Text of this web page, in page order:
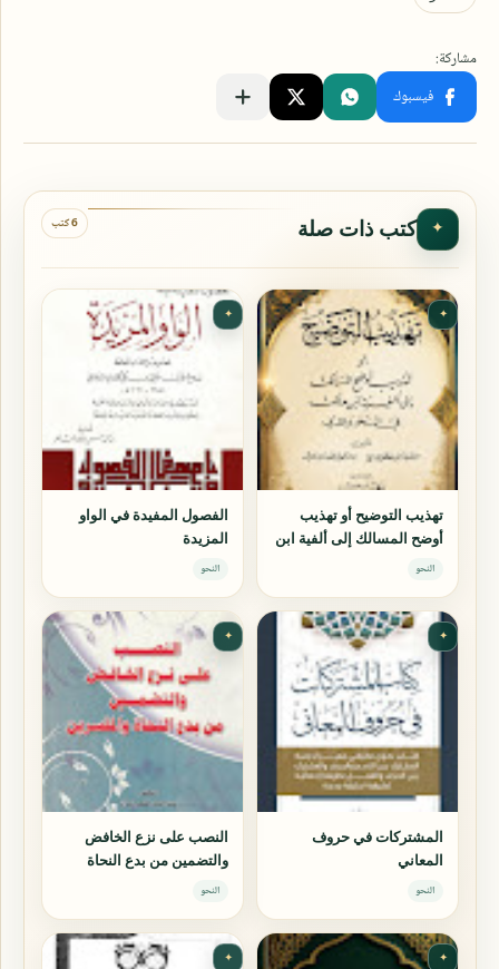
✦ كتب ذات صلة 6 كتب
✦
تهذيب التوضيح أو تهذيب
أوضح المسالك إلى ألفية ابن
مالك
النحو
✦
الفصول المفيدة في الواو
المزيدة
النحو
✦
المشتركات في حروف
المعاني
النحو
✦
النصب على نزع الخافض
والتضمين من بدع النحاة
والمفسرين
النحو
✦
✦